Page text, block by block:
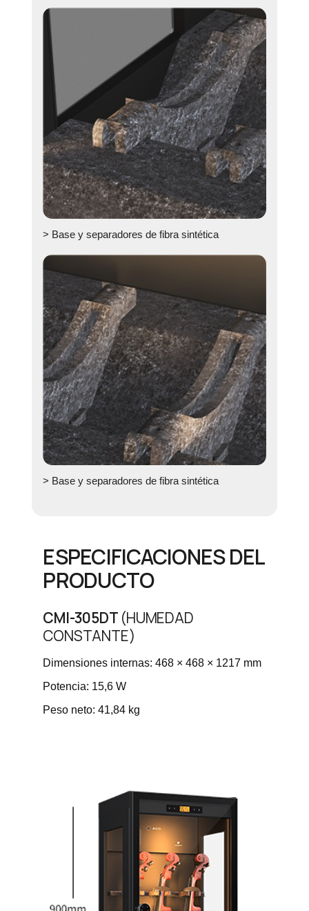
> Base y separadores de fibra sintética
> Base y separadores de fibra sintética
ESPECIFICACIONES DEL
PRODUCTO
CMI-305DT (HUMEDAD
CONSTANTE)
Dimensiones internas: 468 × 468 × 1217 mm
Potencia: 15,6 W
Peso neto: 41,84 kg